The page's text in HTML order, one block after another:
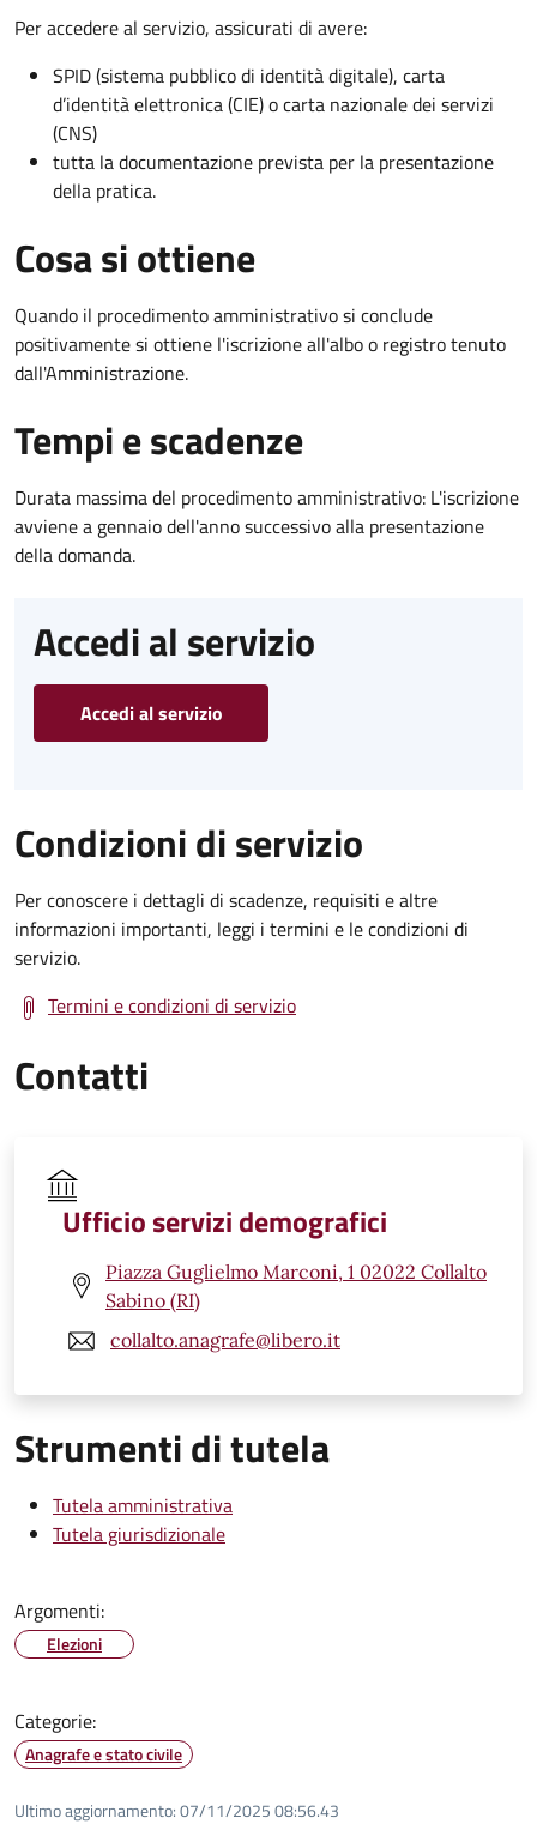
Per accedere al servizio, assicurati di avere:
SPID (sistema pubblico di identità digitale), carta
d’identità elettronica (CIE) o carta nazionale dei servizi
(CNS)
tutta la documentazione prevista per la presentazione
della pratica.
Cosa si ottiene
Quando il procedimento amministrativo si conclude
positivamente si ottiene l'iscrizione all'albo o registro tenuto
dall'Amministrazione.
Tempi e scadenze
Durata massima del procedimento amministrativo: L'iscrizione
avviene a gennaio dell'anno successivo alla presentazione
della domanda.
Accedi al servizio
Accedi al servizio
Condizioni di servizio
Per conoscere i dettagli di scadenze, requisiti e altre
informazioni importanti, leggi i termini e le condizioni di
servizio.
Termini e condizioni di servizio
Contatti
Ufficio servizi demografici
Piazza Guglielmo Marconi, 1 02022 Collalto
Sabino (RI)
collalto.anagrafe@libero.it
Strumenti di tutela
Tutela amministrativa
Tutela giurisdizionale
Argomenti:
Elezioni
Categorie:
Anagrafe e stato civile
Ultimo aggiornamento:07/11/2025 08:56.43